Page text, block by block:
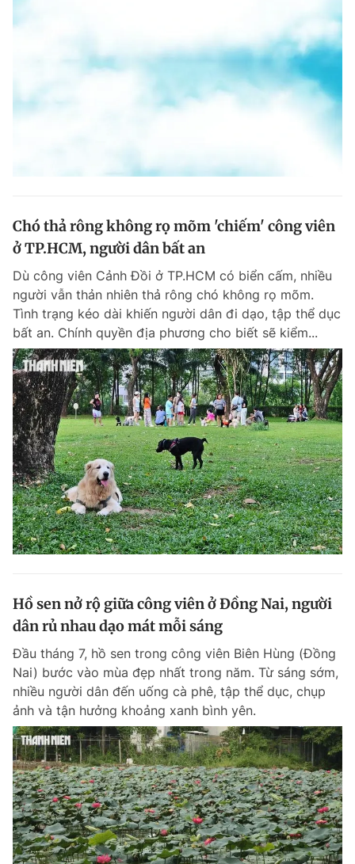
Chó thả rông không rọ mõm 'chiếm' công viên
ở TP.HCM, người dân bất an
Dù công viên Cảnh Đồi ở TP.HCM có biển cấm, nhiều
người vẫn thản nhiên thả rông chó không rọ mõm.
Tình trạng kéo dài khiến người dân đi dạo, tập thể dục
bất an. Chính quyền địa phương cho biết sẽ kiểm...
Hồ sen nở rộ giữa công viên ở Đồng Nai, người
dân rủ nhau dạo mát mỗi sáng
Đầu tháng 7, hồ sen trong công viên Biên Hùng (Đồng
Nai) bước vào mùa đẹp nhất trong năm. Từ sáng sớm,
nhiều người dân đến uống cà phê, tập thể dục, chụp
ảnh và tận hưởng khoảng xanh bình yên.